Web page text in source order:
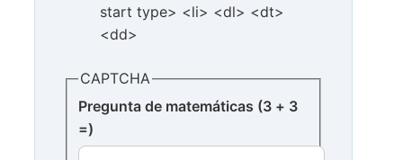
start type> <li> <dl> <dt>
<dd>
CAPTCHA
Pregunta de matemáticas (3 + 3
=)